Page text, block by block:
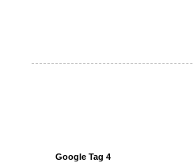
Google Tag 4